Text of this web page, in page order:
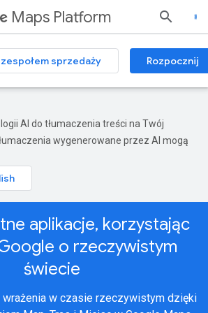
Maps Platform
sprzedaży Rozpocznij
AI do tłumaczenia treści na Twój
wygenerowane przez AI mogą
aplikacje, korzystając
o rzeczywistym
świecie
w czasie rzeczywistym dzięki